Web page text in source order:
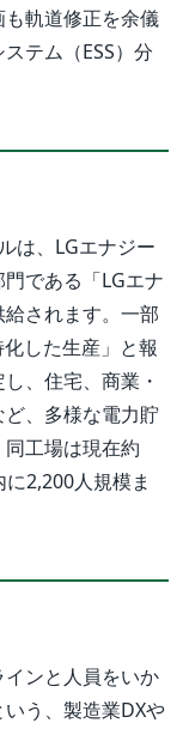
軌道修正を余儀
テム（ESS）分
は、LGエナジー
である「LGエナ
されます。一部
した生産」と報
、住宅、商業・
、多様な電力貯
工場は現在約
2,200人規模ま
ンと人員をいか
う、製造業DXや